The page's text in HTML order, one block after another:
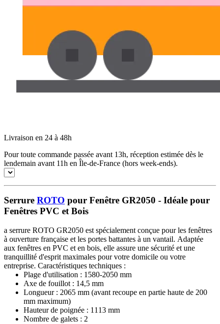
Livraison en 24 à 48h
Pour toute commande passée avant 13h, réception estimée dès le
lendemain avant 11h en Île-de-France (hors week-ends).
Serrure ROTO pour Fenêtre GR2050 - Idéale pour
Fenêtres PVC et Bois
a serrure ROTO GR2050 est spécialement conçue pour les fenêtres
à ouverture française et les portes battantes à un vantail. Adaptée
aux fenêtres en PVC et en bois, elle assure une sécurité et une
tranquillité d'esprit maximales pour votre domicile ou votre
entreprise. Caractéristiques techniques :
Plage d'utilisation : 1580-2050 mm
Axe de fouillot : 14,5 mm
Longueur : 2065 mm (avant recoupe en partie haute de 200
mm maximum)
Hauteur de poignée : 1113 mm
Nombre de galets : 2